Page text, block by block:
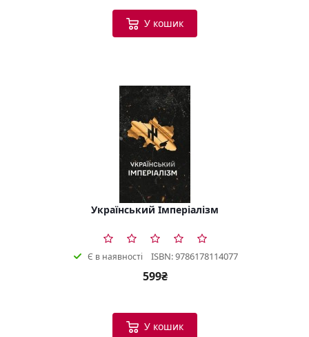
У кошик
Український Імперіалізм
Є в наявності ISBN: 9786178114077
599₴
У кошик